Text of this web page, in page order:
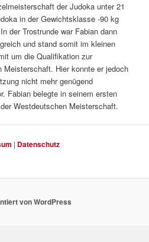
der Judoka unter 21
in der Gewichtsklasse -90 kg
der Trostrunde war Fabian dann
und stand somit im kleinen
um die Qualifikation zur
Meisterschaft. Hier konnte er jedoch
nicht mehr genügend
Fabian belegte in seinem ersten
Westdeutschen Meisterschaft.
| Datenschutz
von WordPress